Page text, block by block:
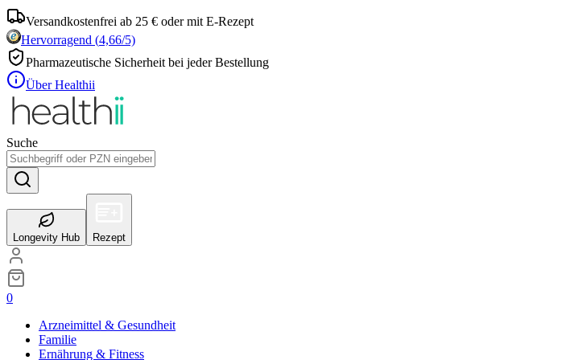
Versandkostenfrei ab 25 € oder mit E-Rezept
Hervorragend (4,66/5)
Pharmazeutische Sicherheit bei jeder Bestellung
Über Healthii
Suche
Longevity Hub Rezept
0
Arzneimittel & Gesundheit
Familie
Ernährung & Fitness